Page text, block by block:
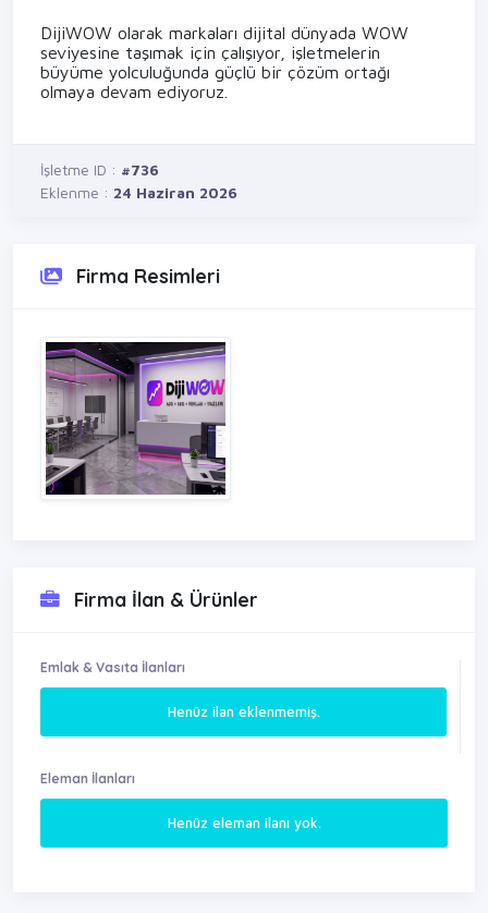
DijiWOW olarak markaları dijital dünyada WOW
seviyesine taşımak için çalışıyor, işletmelerin
büyüme yolculuğunda güçlü bir çözüm ortağı
olmaya devam ediyoruz.
İşletme ID : #736
Eklenme : 24 Haziran 2026
Firma Resimleri
Firma İlan & Ürünler
Emlak & Vasıta İlanları
Henüz ilan eklenmemiş.
Eleman İlanları
Henüz eleman ilanı yok.